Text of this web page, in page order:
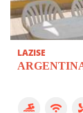
LAZISE